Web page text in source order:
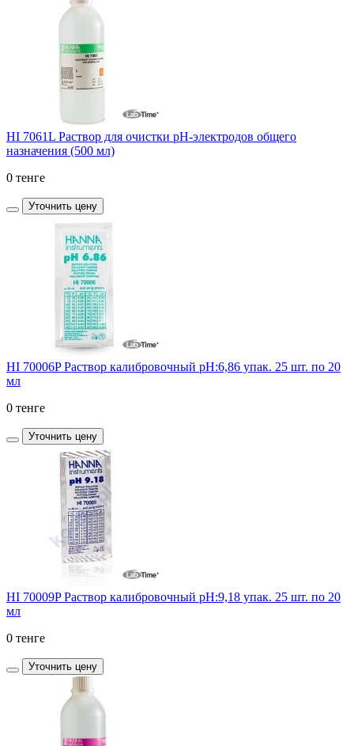
HI 7061L Раствор для очистки рН-электродов общего
назначения (500 мл)
0 тенге
Уточнить цену
HI 70006P Раствор калибровочный рН:6,86 упак. 25 шт. по 20
мл
0 тенге
Уточнить цену
HI 70009P Раствор калибровочный рН:9,18 упак. 25 шт. по 20
мл
0 тенге
Уточнить цену